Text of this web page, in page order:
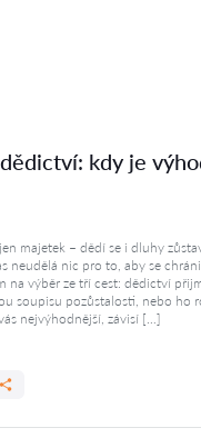
kdy je
majetek – dědí se i dluhy
neudělá nic pro to, aby se
na výběr ze tří cest: dědictví
soupisu pozůstalosti, nebo ho
nejvýhodnější, závisí […]